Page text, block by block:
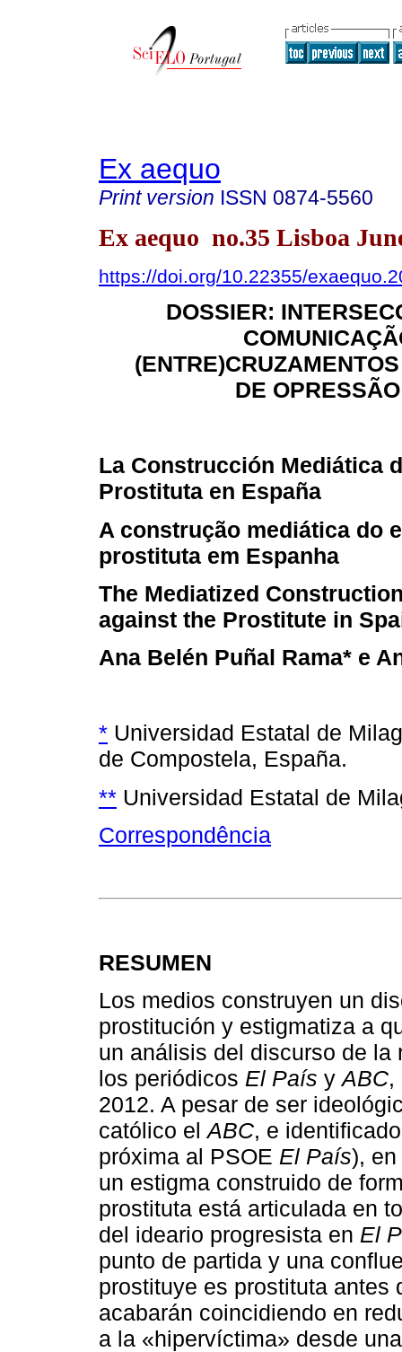
Ex aequo
Print version ISSN 0874-5560
Ex aequo no.35 Lisboa
https://doi.org/10.22355/
DOSSIER:
DE
La Construcción Mediática
Prostituta en España
A construção mediática do
prostituta em Espanha
The Mediatized
against the Prostitute in
Ana Belén Puñal Rama* e
* Universidad Estatal de
de Compostela, España.
** Universidad Estatal de
Correspondência
RESUMEN
Los medios construyen un
prostitución y estigmatiza a
un análisis del discurso de la
los periódicos El País yABC,
2012. A pesar de ser
católico elABC, e
próxima al PSOE El País),
un estigma construido de
prostituta está articulada en
del ideario progresista en El
punto de partida y una
prostituye es prostituta antes
acabarán coincidiendo en
a la «hipervíctima» desde